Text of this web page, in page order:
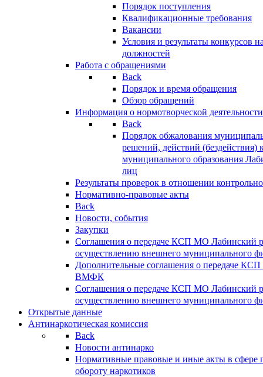
Порядок поступления
Квалификационные требования
Вакансии
Условия и результаты конкурсов
должностей
Работа с обращениями
Back
Порядок и время обращения
Обзор обращений
Информация о нормотворческой деятельности
Back
Порядок обжалования
решений, действий (бездействия)
муниципального образования
лиц
Результаты проверок в отношении
Нормативно-правовые акты
Back
Новости, события
Закупки
Соглашения о передаче КСП МО Лабинский
осуществлению внешнего муниципального
Дополнительные соглашения о передаче
ВМФК
Соглашения о передаче КСП МО Лабинский
осуществлению внешнего муниципального
Открытые данные
Антинаркотическая комиссия
Back
Новости антинарко
Нормативные правовые и иные акты в сфере
обороту наркотиков